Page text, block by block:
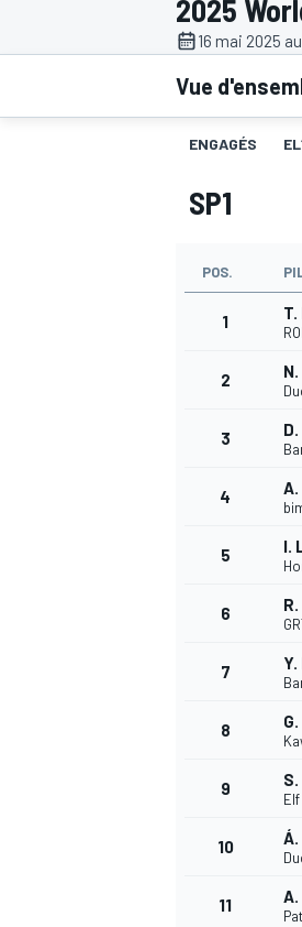
2025
16 mai 2025
Vue
ENGAGÉS
SP1
POS.
1
2
3
4
5 I.
6
7
8
9
10
11